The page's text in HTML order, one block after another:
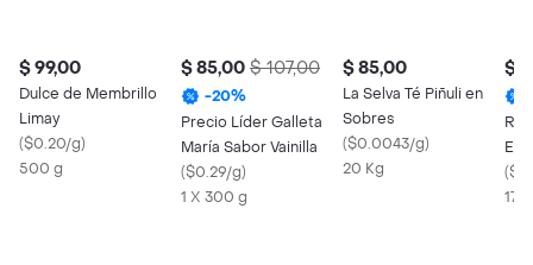
$ 99,00
Dulce de Membrillo
Limay
($0.20/g)
500 g
$ 85,00 $ 107,00
-20%
Precio Líder Galleta
María Sabor Vainilla
($0.29/g)
1 X 300 g
$ 85,00
La Selva Té Piñuli en
Sobres
($0.0043/g)
20 Kg
$
Rio
(
170